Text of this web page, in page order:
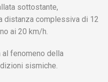
sottostante,
distanza complessiva di 12
ai 20 km/h.
fenomeno della
sismiche.